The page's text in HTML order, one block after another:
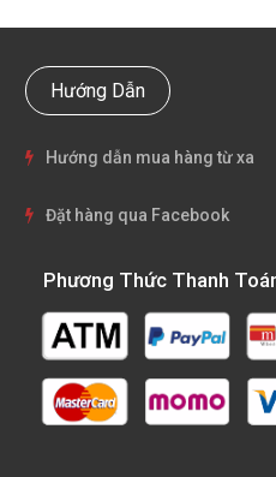
Hướng Dẫn
Hướng dẫn mua hàng từ xa
Đặt hàng qua Facebook
Phương Thức Thanh